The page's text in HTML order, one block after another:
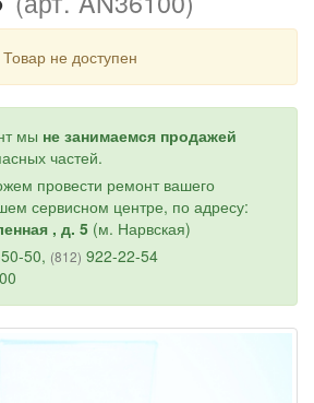
Товар не доступен
мы не занимаемся продажей
частей.
провести ремонт вашего
сервисном центре, по адресу:
, д. 5 (м. Нарвская)
50, (812) 922-22-54